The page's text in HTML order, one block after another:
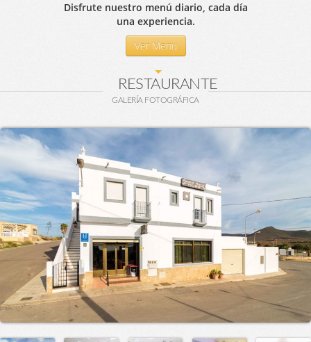
Disfrute nuestro menú diario, cada día
una experiencia.
Ver Menu
RESTAURANTE
GALERÍA FOTOGRÁFICA